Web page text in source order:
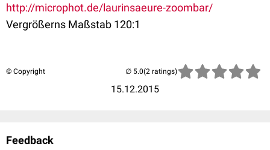
http://microphot.de/laurinsaeure-zoombar/
Vergrößerns Maßstab 120:1
© Copyright
15.12.2015
(2 ratings)
Feedback